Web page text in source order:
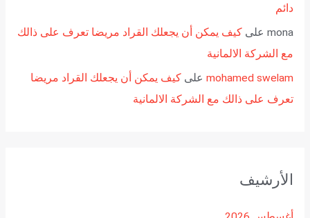
دائم
monaعلى كيف يمكن أن يجعلك القراد مريضا تعرف على ذالك
مع الشركة الالمانية
mohamed swelamعلى كيف يمكن أن يجعلك القراد مريضا
تعرف على ذالك مع الشركة الالمانية
الأرشيف